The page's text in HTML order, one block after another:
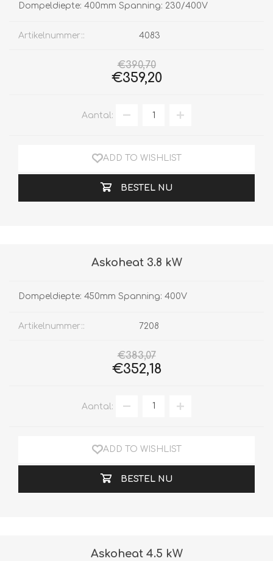
Dompeldiepte: 400mm Spanning: 230/400V
Artikelnummer:: 4083
€390,70
€359,20
Aantal:
ADD TO WISHLIST
BESTEL NU
Askoheat 3.8 kW
Dompeldiepte: 450mm Spanning: 400V
Artikelnummer:: 7208
€383,07
€352,18
Aantal:
ADD TO WISHLIST
BESTEL NU
Askoheat 4.5 kW